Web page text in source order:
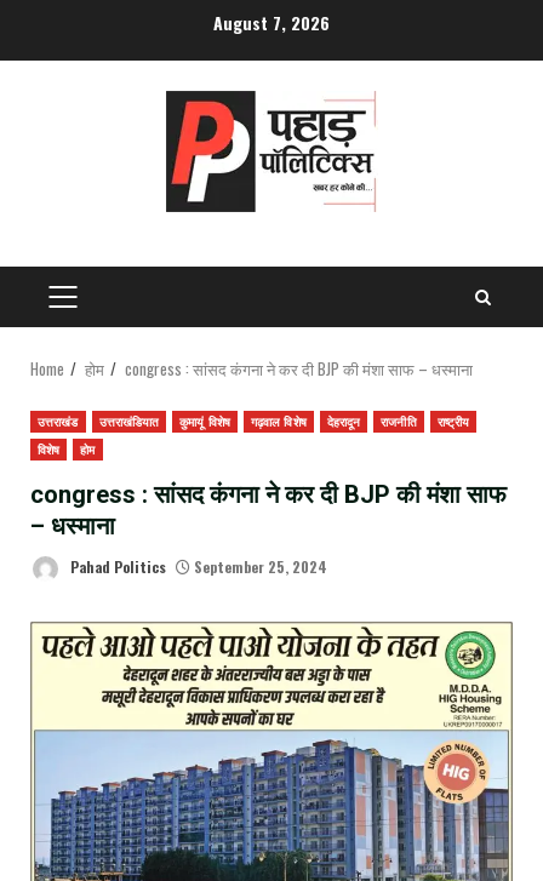
August 7, 2026
PRIMARY
MENU
Home होम congress : सांसद कंगना ने कर दी BJP की मंशा साफ – धस्माना
उत्तराखंड उत्तराखंडियात कुमायूं विशेष गढ़वाल विशेष देहरादून राजनीति
राष्ट्रीय
विशेष
होम
congress : सांसद कंगना ने कर दी BJP की मंशा साफ
– धस्माना
Pahad Politics September 25, 2024